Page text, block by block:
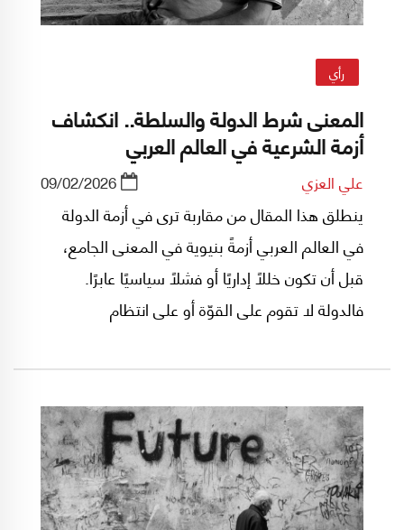
رأي
المعنى شرط الدولة والسلطة.. انكشاف
أزمة الشرعية في العالم العربي
علي العزي 09/02/2026
ينطلق هذا المقال من مقاربة ترى في أزمة الدولة
في العالم العربي أزمةً بنيوية في المعنى الجامع،
قبل أن تكون خللًا إداريًا أو فشلًا سياسيًا عابرًا.
فالدولة لا تقوم على القوّة أو على انتظام
مشترك يمنح السلطة شرعيتها، ويحوّل الطاعة من
خضوع قسري إلى قبول واعٍ، والانتماء من رابطة
مفروضة إلى خيار جماعي قابل للتبرير.